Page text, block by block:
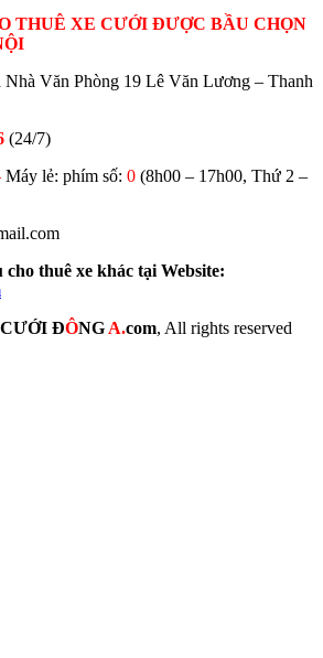
THUÊ XE CƯỚI ĐƯỢC BẦU CHỌN
Văn Phòng 19 Lê Văn Lương – Thanh
(24/7)
Máy lẻ: phím số: 0 (8h00 – 17h00, Thứ 2 –
thuê xe khác tại Website:
ĐÔNGA.com, All rights reserved